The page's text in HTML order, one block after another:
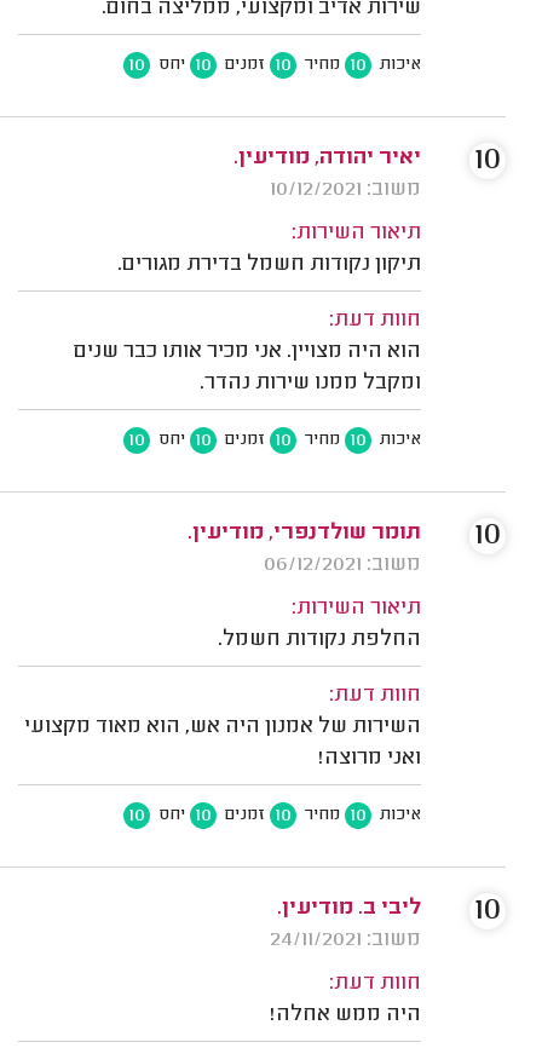
שירות אדיב ומקצועי, ממליצה בחום.
איכות 10 מחיר 10 זמנים 10 יחס 10
יאיר יהודה, מודיעין.
משוב: 10/12/2021
תיאור השירות:
תיקון נקודות חשמל בדירת מגורים.
חוות דעת:
הוא היה מצויין. אני מכיר אותו כבר שנים
ומקבל ממנו שירות נהדר.
איכות 10 מחיר 10 זמנים 10 יחס 10
10
תומר שולדנפרי, מודיעין.
משוב: 06/12/2021
תיאור השירות:
החלפת נקודות חשמל.
חוות דעת:
השירות של אמנון היה אש, הוא מאוד מקצועי
ואני מרוצה!
איכות 10 מחיר 10 זמנים 10 יחס 10
10
ליבי ב. מודיעין.
משוב: 24/11/2021
חוות דעת:
היה ממש אחלה!
10